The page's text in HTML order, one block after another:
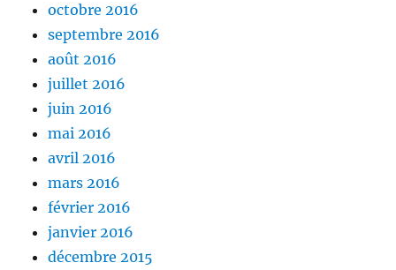
octobre 2016
septembre 2016
août 2016
juillet 2016
juin 2016
mai 2016
avril 2016
mars 2016
février 2016
janvier 2016
décembre 2015